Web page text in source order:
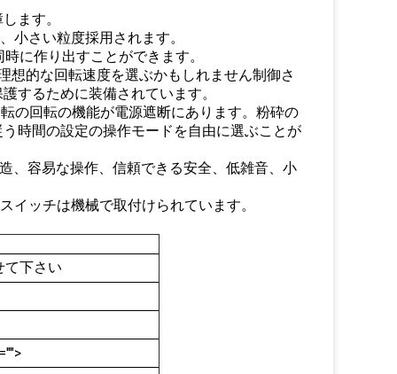
ます。
小さい粒度採用されます。
に作り出すことができます。
想的な回転速度を選ぶかもしれません制御さ
するために装備されています。
の回転の機能が電源遮断にあります。粉砕の
時間の設定の操作モードを自由に選ぶことが
、容易な操作、信頼できる安全、低雑音、小
イッチは機械で取付けられています。
て下さい